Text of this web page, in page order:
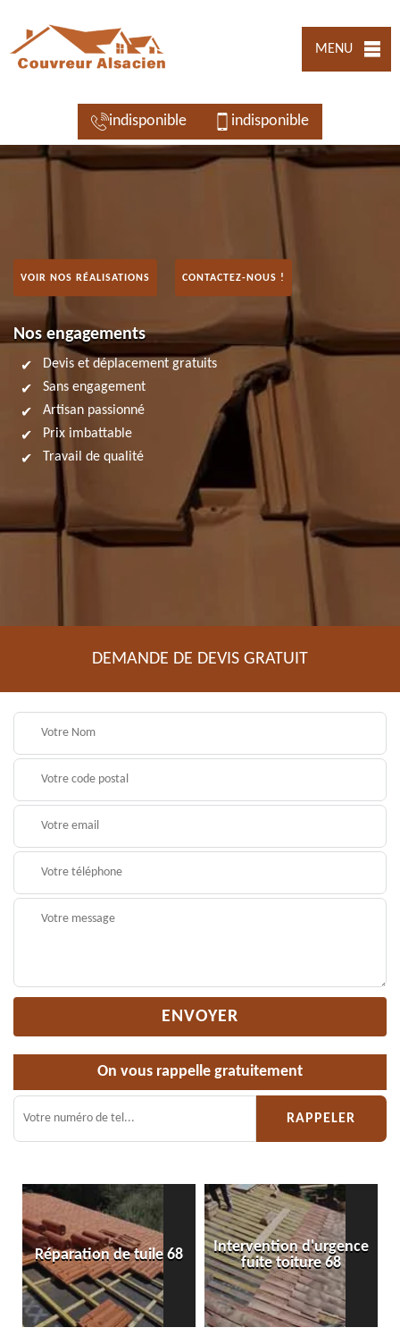
MENU
indisponible indisponible
VOIR NOS RÉALISATIONS CONTACTEZ-NOUS !
Nos engagements
Devis et déplacement gratuits
Sans engagement
Artisan passionné
Prix imbattable
Travail de qualité
DEMANDE DE DEVIS GRATUIT
On vous rappelle gratuitement
Réparation de tuile 68
Intervention d'urgence
fuite toiture 68